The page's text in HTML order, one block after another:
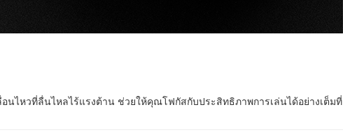
อนไหวที่ลื่นไหลไร้แรงต้าน ช่วยให้คุณโฟกัสกับประสิทธิภาพการเล่นได้อย่างเต็มที่